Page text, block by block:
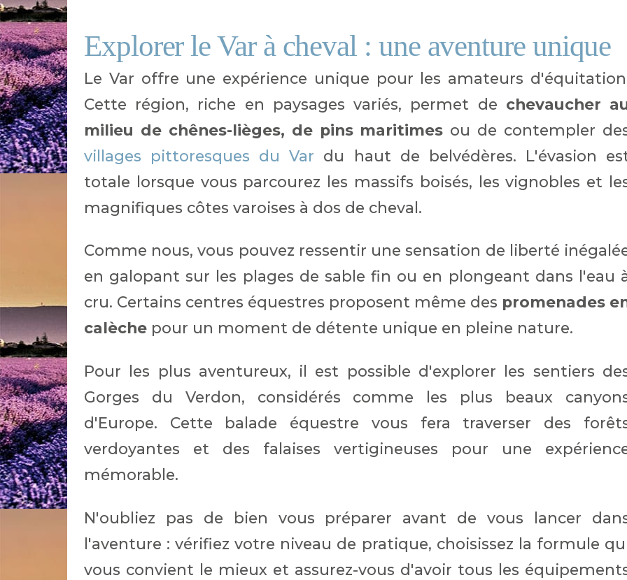
Explorer le Var à cheval : une aventure unique
Le Var offre une expérience unique pour les amateurs
Cette région, riche en paysages variés, permet de chevaucher
milieu de chênes-lièges, de pins maritimes ou de contempler
villages pittoresques du Var du haut de belvédères. L'évasion
totale lorsque vous parcourez les massifs boisés, les vignobles et
magnifiques côtes varoises à dos de cheval.
Comme nous, vous pouvez ressentir une sensation de liberté
en galopant sur les plages de sable fin ou en plongeant dans l'eau
cru. Certains centres équestres proposent même des promenades
calèchepour un moment de détente unique en pleine nature.
Pour les plus aventureux, il est possible d'explorer les sentiers
Gorges du Verdon, considérés comme les plus beaux
d'Europe. Cette balade équestre vous fera traverser des
verdoyantes et des falaises vertigineuses pour une
mémorable.
N'oubliez pas de bien vous préparer avant de vous lancer
l'aventure : vérifiez votre niveau de pratique, choisissez la formule
vous convient le mieux et assurez-vous d'avoir tous les